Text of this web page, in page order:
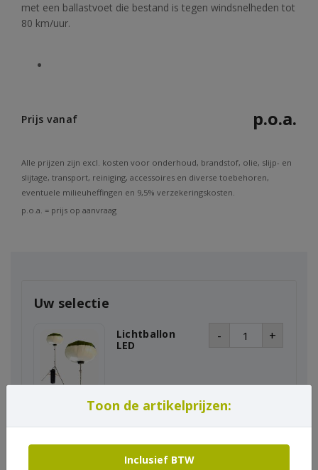
met een ballastvoet die bestand is tegen windsnelheden tot
80 km/uur.
Prijs vanaf p.o.a.
Alle prijzen zijn excl. kosten voor onderhoud, brandstof, olie, slijp- en
slijtage, transport, reiniging, accessoires en diverse toebehoren,
eventuele milieuheffingen en 9,5% verzekeringskosten.
p.o.a. = prijs op aanvraag
Uw selectie
Lichtballon
LED
- +
Toon de artikelprijzen:
Inclusief BTW